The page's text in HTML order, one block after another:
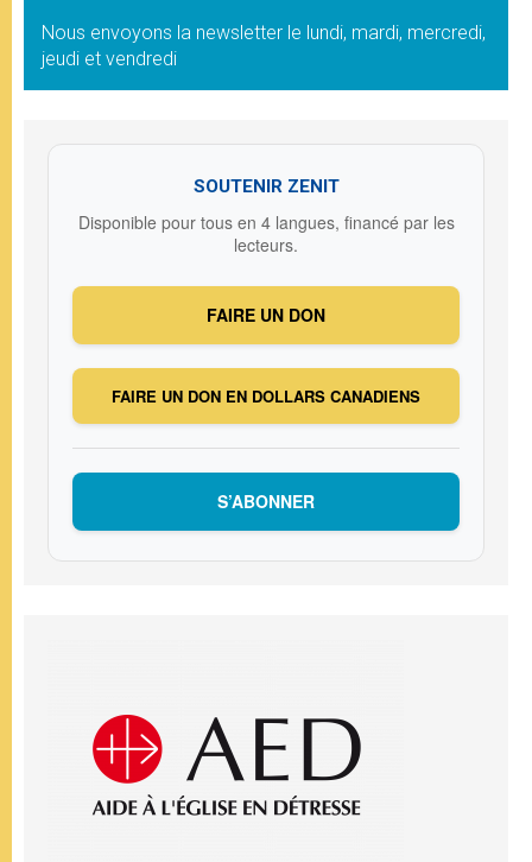
Nous envoyons la newsletter le lundi, mardi, mercredi,
jeudi et vendredi
SOUTENIR ZENIT
Disponible pour tous en 4 langues, financé par les
lecteurs.
FAIRE UN DON
FAIRE UN DON EN DOLLARS CANADIENS
S’ABONNER